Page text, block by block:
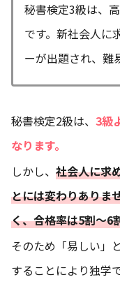
秘書検定3級は、
です。新社会人に
ーが出題され、難
秘書検定2級は、 3級
なります。
しかし、 社会人に求
とには変わりありま
く、合格率は5割〜6
そのため「易しい」
することにより独学